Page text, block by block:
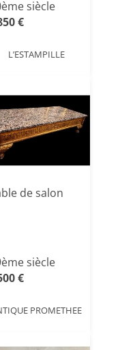
siècle
€
L’ESTAMPILLE
de salon
siècle
€
PROMETHEE